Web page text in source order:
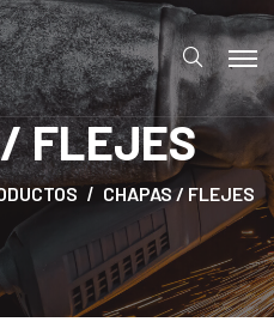
FLEJES
CHAPAS / FLEJES